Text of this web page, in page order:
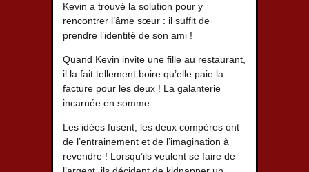
Kevin a trouvé la solution pour y
rencontrer l’âme sœur : il suffit de
prendre l’identité de son ami !
Quand Kevin invite une fille au restaurant,
il la fait tellement boire qu’elle paie la
facture pour les deux ! La galanterie
incarnée en somme…
Les idées fusent, les deux compères ont
de l’entrainement et de l’imagination à
revendre ! Lorsqu’ils veulent se faire de